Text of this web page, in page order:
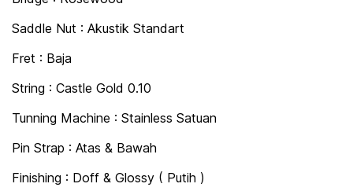
Saddle Nut : Akustik Standart
Fret : Baja
String : Castle Gold 0.10
Tunning Machine : Stainless Satuan
Pin Strap : Atas & Bawah
Finishing : Doff & Glossy ( Putih )